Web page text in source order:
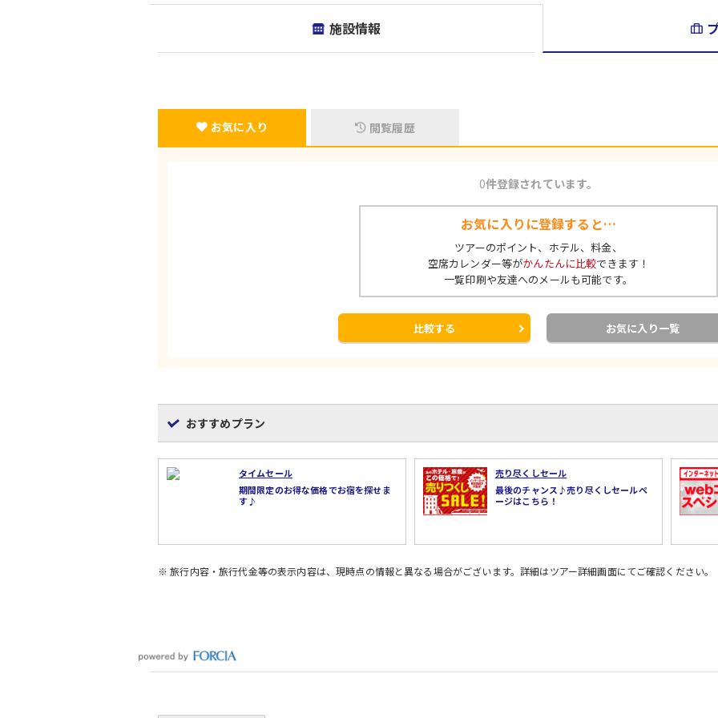
施設情報
お気に入り 閲覧履歴
0件登録されています。
お気に入りに登録すると…
ツアーのポイント、ホテル、料金、
空席カレンダー等がかんたんに比較できます！
一覧印刷や友達へのメールも可能です。
比較する お気に入り一覧
おすすめプラン
タイムセール
期間限定のお得な価格でお宿を探せま
す♪
売り尽くしセール
最後のチャンス♪売り尽くしセールペ
ージはこちら！
※ 旅行内容・旅行代金等の表示内容は、現時点の情報と異なる場合がございます。詳細はツアー詳細画面にてご確認ください。